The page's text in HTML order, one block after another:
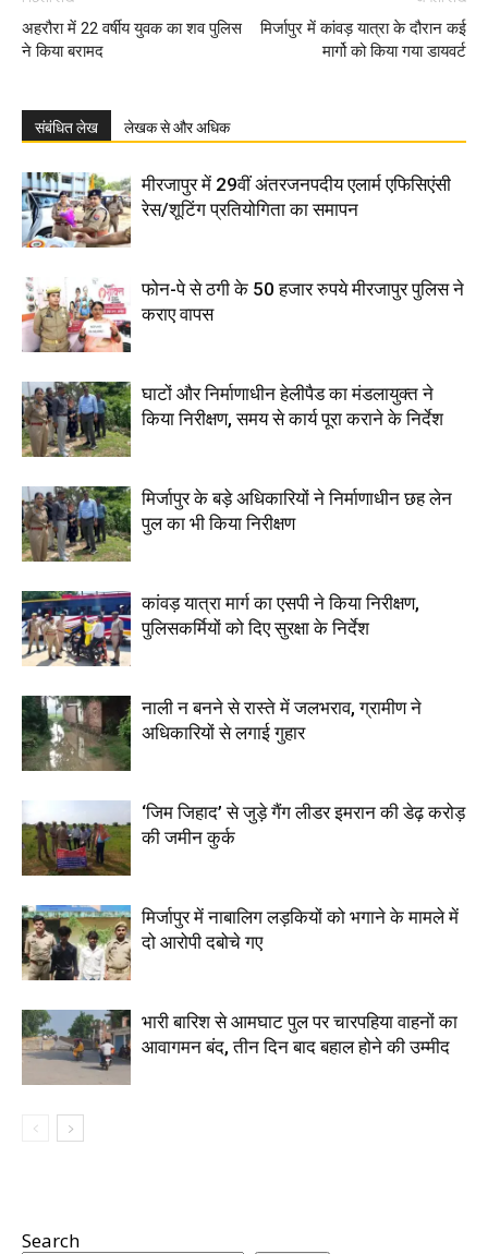
अहरौरा में 22 वर्षीय युवक का शव पुलिस
ने किया बरामद
मिर्जापुर में कांवड़ यात्रा के दौरान कई
मार्गो को किया गया डायवर्ट
संबंधित लेख लेखक से और अधिक
मीरजापुर में 29वीं अंतरजनपदीय एलार्म एफिसिएंसी
रेस/शूटिंग प्रतियोगिता का समापन
फोन-पे से ठगी के 50 हजार रुपये मीरजापुर पुलिस ने
कराए वापस
घाटों और निर्माणाधीन हेलीपैड का मंडलायुक्त ने
किया निरीक्षण, समय से कार्य पूरा कराने के निर्देश
मिर्जापुर के बड़े अधिकारियों ने निर्माणाधीन छह लेन
पुल का भी किया निरीक्षण
कांवड़ यात्रा मार्ग का एसपी ने किया निरीक्षण,
पुलिसकर्मियों को दिए सुरक्षा के निर्देश
नाली न बनने से रास्ते में जलभराव, ग्रामीण ने
अधिकारियों से लगाई गुहार
‘जिम जिहाद’ से जुड़े गैंग लीडर इमरान की डेढ़ करोड़
की जमीन कुर्क
मिर्जापुर में नाबालिग लड़कियों को भगाने के मामले में
दो आरोपी दबोचे गए
भारी बारिश से आमघाट पुल पर चारपहिया वाहनों का
आवागमन बंद, तीन दिन बाद बहाल होने की उम्मीद
Search